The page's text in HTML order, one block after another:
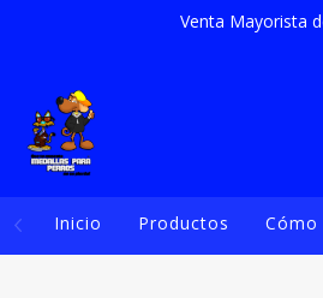
Venta Mayorista
Inicio Productos Cómo